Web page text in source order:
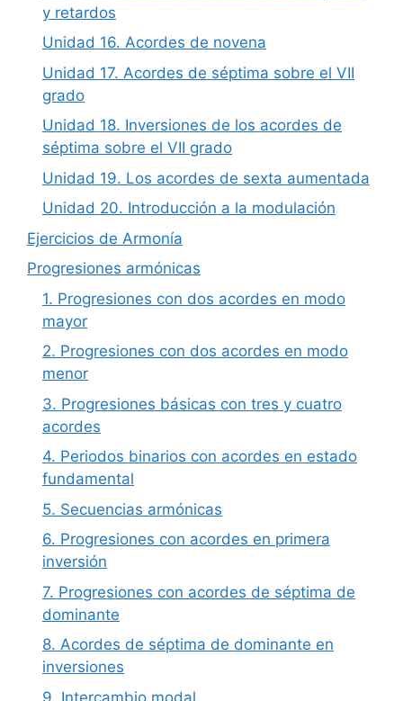
y retardos
Unidad 16. Acordes de novena
Unidad 17. Acordes de séptima sobre el VII
grado
Unidad 18. Inversiones de los acordes de
séptima sobre el VII grado
Unidad 19. Los acordes de sexta aumentada
Unidad 20. Introducción a la modulación
Ejercicios de Armonía
Progresiones armónicas
1. Progresiones con dos acordes en modo
mayor
2. Progresiones con dos acordes en modo
menor
3. Progresiones básicas con tres y cuatro
acordes
4. Periodos binarios con acordes en estado
fundamental
5. Secuencias armónicas
6. Progresiones con acordes en primera
inversión
7. Progresiones con acordes de séptima de
dominante
8. Acordes de séptima de dominante en
inversiones
9. Intercambio modal